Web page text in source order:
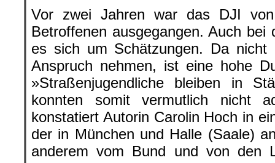
Vor zwei Jahren war das DJI
Betroffenen ausgegangen. Auch bei
es sich um Schätzungen. Da nicht
Anspruch nehmen, ist eine hohe
»Straßenjugendliche bleiben in
konnten somit vermutlich nicht
konstatiert Autorin Carolin Hoch in
der in München und Halle (Saale)
anderem vom Bund und von den